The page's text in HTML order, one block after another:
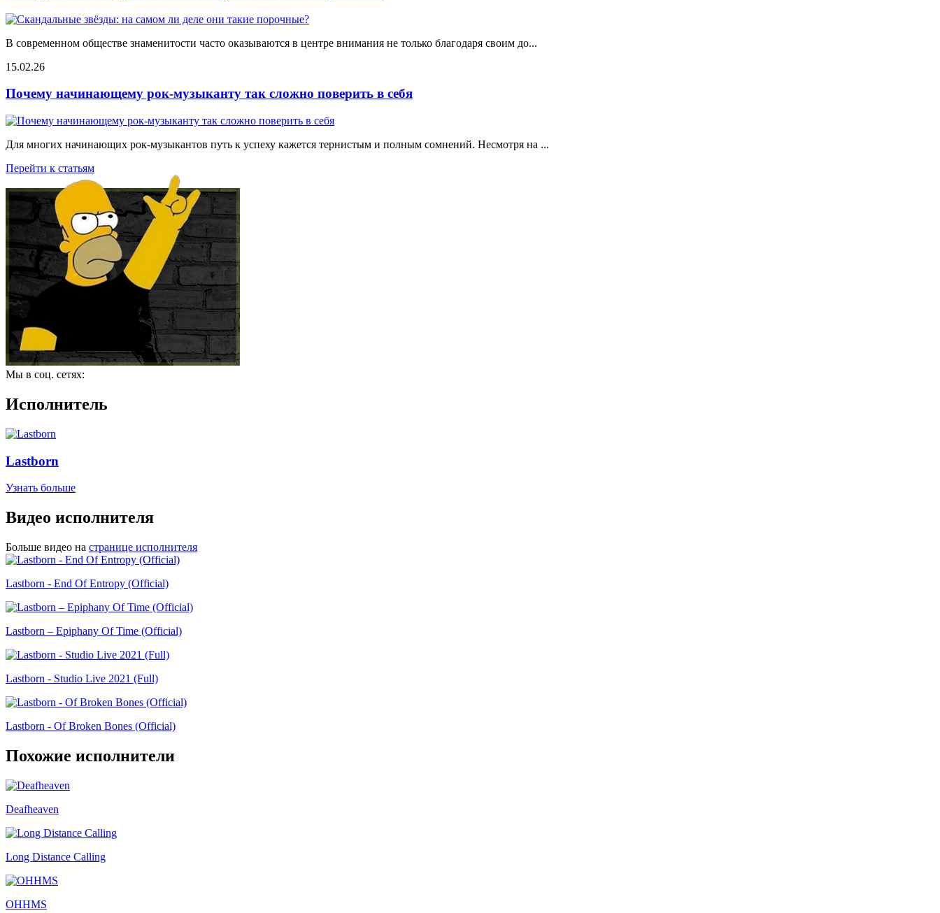
В современном обществе знаменитости часто оказываются в центре внимания не только благодаря своим до...
15.02.26
Почему начинающему рок-музыканту так сложно поверить в себя
Для многих начинающих рок-музыкантов путь к успеху кажется тернистым и полным сомнений. Несмотря на ...
Перейти к статьям
Мы в соц. сетях:
Исполнитель
Lastborn
Узнать больше
Видео исполнителя
Больше видео на странице исполнителя
Lastborn - End Of Entropy (Official)
Lastborn – Epiphany Of Time (Official)
Lastborn - Studio Live 2021 (Full)
Lastborn - Of Broken Bones (Official)
Похожие исполнители
Deafheaven
Long Distance Calling
OHHMS